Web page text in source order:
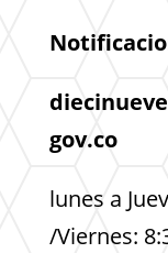
gov.co
lunes a
/Viernes: